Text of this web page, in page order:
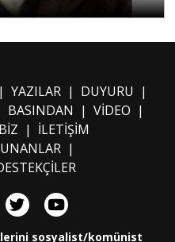
YAZILAR| DUYURU |
BASINDAN | VİDEO |
BİZ | İLETİŞİM
|
sosyalist/komünist